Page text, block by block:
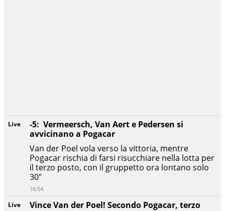
Live
Vince Van der Poel! Secondo Pogacar, terzo
Live
-5: Vermeersch, Van Aert e Pedersen si
avvicinano a Pogacar
Van der Poel vola verso la vittoria, mentre
Pogacar rischia di farsi risucchiare nella lotta per
il terzo posto, con il gruppetto ora lontano solo
30″
16:54